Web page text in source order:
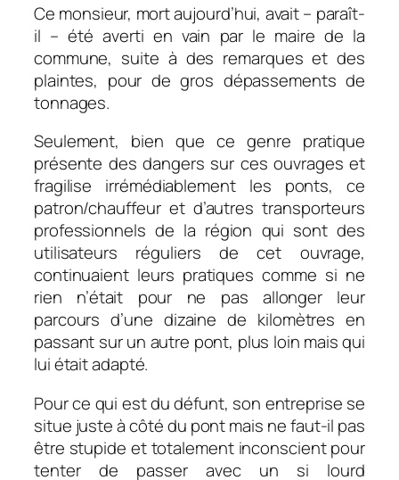
Ce monsieur, mort aujourd’hui, avait – paraît-
il – été averti en vain par le maire de la
commune, suite à des remarques et des
plaintes, pour de gros dépassements de
tonnages.
Seulement, bien que ce genre pratique
présente des dangers sur ces ouvrages et
fragilise irrémédiablement les ponts, ce
patron/chauffeur et d’autres transporteurs
professionnels de la région qui sont des
utilisateurs réguliers de cet ouvrage,
continuaient leurs pratiques comme si ne
rien n’était pour ne pas allonger leur
parcours d’une dizaine de kilomètres en
passant sur un autre pont, plus loin mais qui
lui était adapté.
Pour ce qui est du défunt, son entreprise se
situe juste à côté du pont mais ne faut-il pas
être stupide et totalement inconscient pour
tenter de passer avec un si lourd